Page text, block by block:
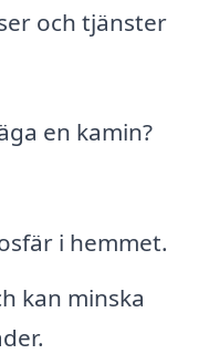
och tjänster
en kamin?
i hemmet.
kan minska